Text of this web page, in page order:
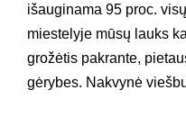
išauginama 95 proc.
miestelyje mūsų lauks
grožėtis pakrante,
gėrybes. Nakvynė